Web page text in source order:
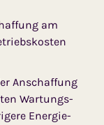
am
Anschaffung
War­tungs­
Energie­